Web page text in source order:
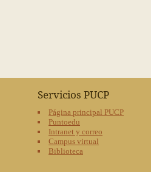
Servicios PUCP
Página principal PUCP
Puntoedu
Intranet y correo
Campus virtual
Biblioteca